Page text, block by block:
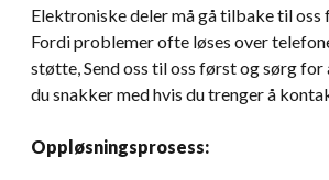
Elektroniske deler må gå tilbake til oss
Fordi problemer ofte løses over
støtte, Send oss ​​til oss først og sørg for
du snakker med hvis du trenger å
Oppløsningsprosess: